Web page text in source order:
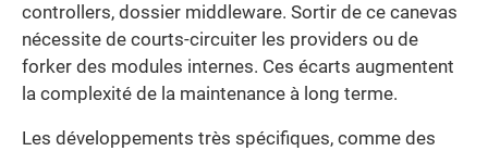
controllers, dossier middleware. Sortir de ce canevas
nécessite de courts-circuiter les providers ou de
forker des modules internes. Ces écarts augmentent
la complexité de la maintenance à long terme.
Les développements très spécifiques, comme des